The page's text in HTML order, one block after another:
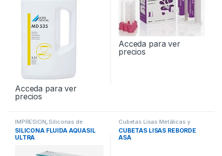
Acceda para ver
precios
Acceda para ver
precios
IMPRESION Siliconas de
Adición
SILICONA FLUIDA AQUASIL
ULTRA
Cubetas Lisas Metálicas y
Rebordes, IMPRESION
CUBETAS LISAS REBORDE
ASA